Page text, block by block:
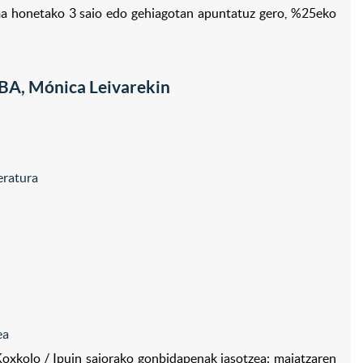
honetako 3 saio edo gehiagotan apuntatuz gero, %25eko
Mónica Leivarekin
/ Ipuin saiorako gonbidapenak jasotzea: maiatzaren